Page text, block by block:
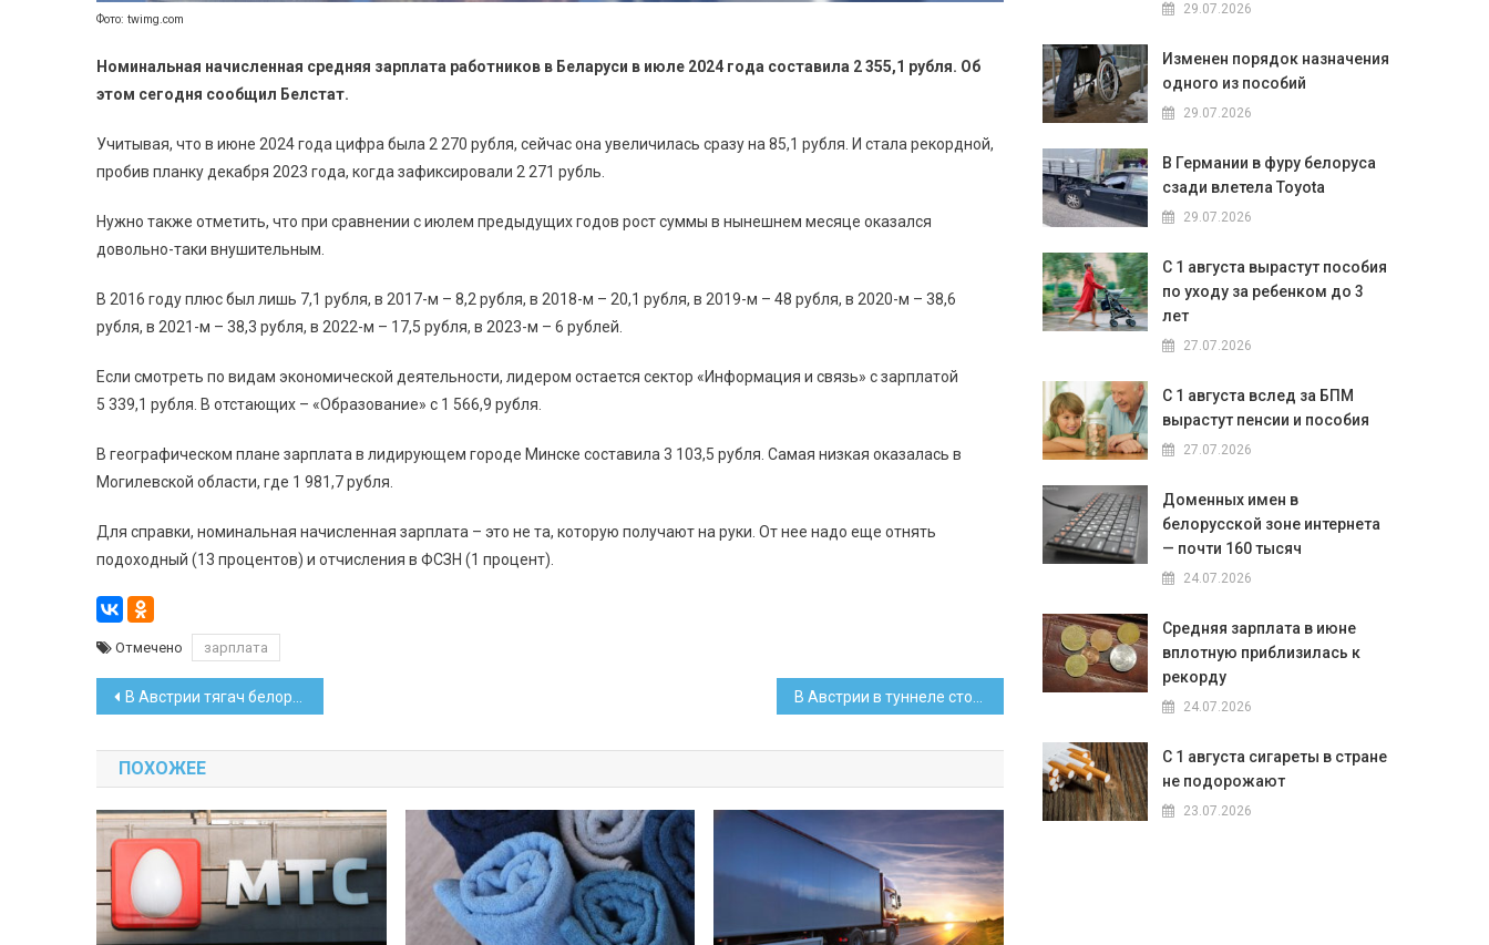
Фото: twimg.com
Номинальная начисленная средняя зарплата работников в Беларуси в июле 2024 года составила 2 355,1 рубля. Об
этом сегодня сообщил Белстат.
Учитывая, что в июне 2024 года цифра была 2 270 рубля, сейчас она увеличилась сразу на 85,1 рубля. И стала рекордной,
пробив планку декабря 2023 года, когда зафиксировали 2 271 рубль.
Нужно также отметить, что при сравнении с июлем предыдущих годов рост суммы в нынешнем месяце оказался
довольно-таки внушительным.
В 2016 году плюс был лишь 7,1 рубля, в 2017-м – 8,2 рубля, в 2018-м – 20,1 рубля, в 2019-м – 48 рубля, в 2020-м – 38,6
рубля, в 2021-м – 38,3 рубля, в 2022-м – 17,5 рубля, в 2023-м – 6 рублей.
Если смотреть по видам экономической деятельности, лидером остается сектор «Информация и связь» с зарплатой
5 339,1 рубля. В отстающих – «Образование» с 1 566,9 рубля.
В географическом плане зарплата в лидирующем городе Минске составила 3 103,5 рубля. Самая низкая оказалась в
Могилевской области, где 1 981,7 рубля.
Для справки, номинальная начисленная зарплата – это не та, которую получают на руки. От нее надо еще отнять
подоходный (13 процентов) и отчисления в ФСЗН (1 процент).
Отмечено зарплата
Навигация
по
записям
В Австрии тягач белоруса сгорел от попавшего под него мотоцикла В Австрии в туннеле столкнулись фура белоруса и легковая машина
ПОХОЖЕЕ
29.07.2026
Изменен порядок назначения
одного из пособий
29.07.2026
В Германии в фуру белоруса
сзади влетела Toyota
29.07.2026
С 1 августа вырастут пособия
по уходу за ребенком до 3
лет
27.07.2026
С 1 августа вслед за БПМ
вырастут пенсии и пособия
27.07.2026
Доменных имен в
белорусской зоне интернета
— почти 160 тысяч
24.07.2026
Средняя зарплата в июне
вплотную приблизилась к
рекорду
24.07.2026
С 1 августа сигареты в стране
не подорожают
23.07.2026